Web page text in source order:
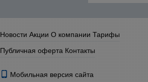
Новости Акции О компании Тарифы
Публичная оферта Контакты
Мобильная версия сайта